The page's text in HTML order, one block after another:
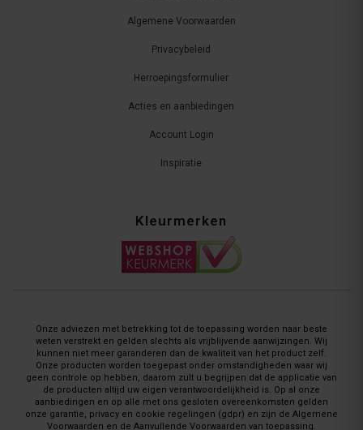
Algemene Voorwaarden
Privacybeleid
Herroepingsformulier
Acties en aanbiedingen
Account Login
Inspiratie
Kleurmerken
Onze adviezen met betrekking tot de toepassing worden naar beste
weten verstrekt en gelden slechts als vrijblijvende aanwijzingen. Wij
kunnen niet meer garanderen dan de kwaliteit van het product zelf.
Onze producten worden toegepast onder omstandigheden waar wij
geen controle op hebben, daarom zult u begrijpen dat de applicatie van
de producten altijd uw eigen verantwoordelijkheid is. Op al onze
aanbiedingen en op alle met ons gesloten overeenkomsten gelden
onze garantie, privacy en cookie regelingen (gdpr) en zijn de Algemene
Voorwaarden en de Aanvullende Voorwaarden van toepassing.